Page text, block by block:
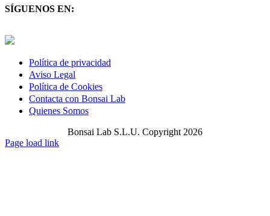
SÍGUENOS EN:
Política de privacidad
Aviso Legal
Política de Cookies
Contacta con Bonsai Lab
Quienes Somos
Bonsai Lab S.L.U. Copyright 2026
Page load link